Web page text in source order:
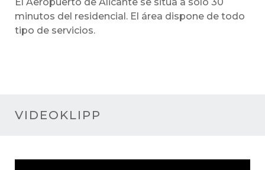
minutos del residencial. El área dispone de todo
tipo de servicios.
VIDEOKLIPP